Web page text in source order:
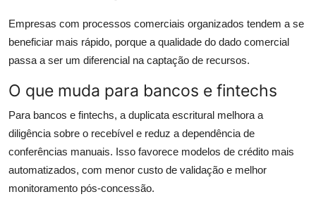
Empresas com processos comerciais organizados tendem a se
beneficiar mais rápido, porque a qualidade do dado comercial
passa a ser um diferencial na captação de recursos.
O que muda para bancos e fintechs
Para bancos e fintechs, a duplicata escritural melhora a
diligência sobre o recebível e reduz a dependência de
conferências manuais. Isso favorece modelos de crédito mais
automatizados, com menor custo de validação e melhor
monitoramento pós-concessão.